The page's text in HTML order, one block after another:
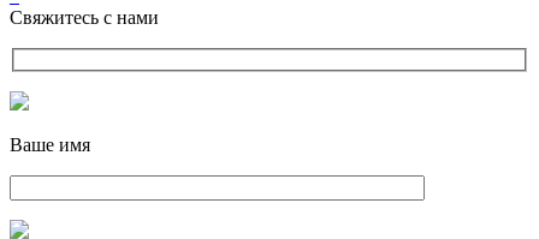
Свяжитесь с нами
Ваше имя